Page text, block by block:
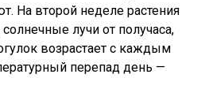
На второй неделе растения
лучи от получаса,
возрастает с каждым
перепад день —